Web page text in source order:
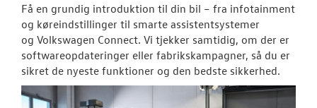
JOB OG
Få en grundig introduktion til din bil – fra infotainment
og køreindstillinger til smarte assistentsystemer
og Volkswagen Connect. Vi tjekker samtidig, om der er
softwareopdateringer eller fabrikskampagner, så du er
sikret de nyeste funktioner og den bedste sikkerhed.